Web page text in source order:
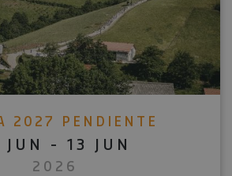
2027 PENDIENTE
JUN - 13 JUN
2026